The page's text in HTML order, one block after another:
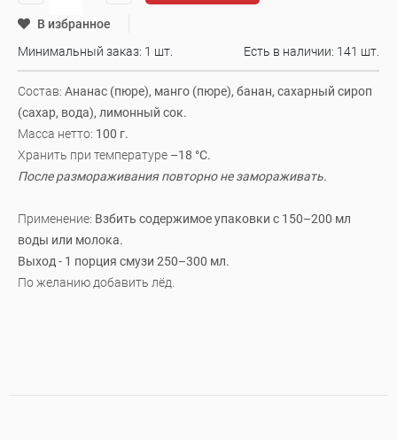
В избранное
Минимальный заказ: 1 шт.
Есть в наличии: 141 шт.
Состав: Ананас (пюре), манго (пюре), банан, сахарный сироп
(сахар, вода), лимонный сок.
Масса нетто: 100 г.
Хранить при температуре –18 °C.
После размораживания повторно не замораживать.
Применение: Взбить содержимое упаковки с 150–200 мл
воды или молока.
Выход - 1 порция смузи 250–300 мл.
По желанию добавить лёд.